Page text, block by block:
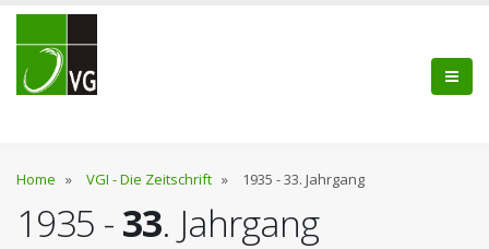
Home » VGI - Die Zeitschrift » 1935 - 33. Jahrgang
1935 -33. Jahrgang